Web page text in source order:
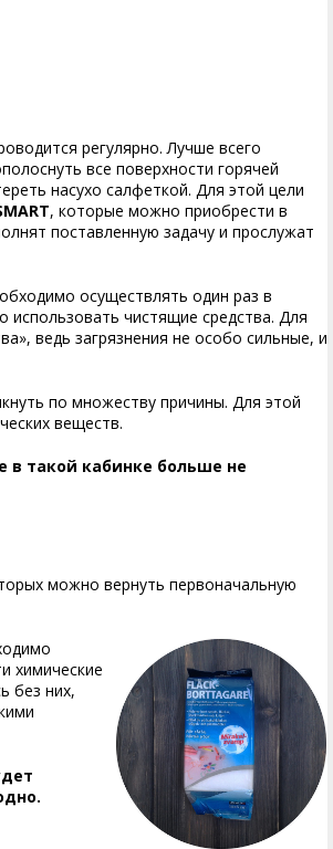
регулярно. Лучше всего
все поверхности горячей
насухо салфеткой. Для этой цели
, которые можно приобрести в
поставленную задачу и прослужат
осуществлять один раз в
чистящие средства. Для
ведь загрязнения не особо сильные, и
по множеству причины. Для этой
веществ.
в такой кабинке больше не
можно вернуть первоначальную
химические
без них,